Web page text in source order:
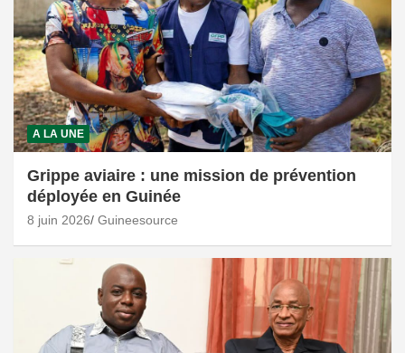
A LA UNE
Grippe aviaire : une mission de prévention
déployée en Guinée
8 juin 2026 Guineesource